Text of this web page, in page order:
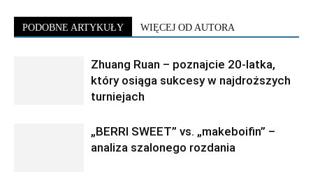
PODOBNE ARTYKUŁY WIĘCEJ OD AUTORA
Zhuang Ruan – poznajcie 20-latka,
który osiąga sukcesy w najdroższych
turniejach
„BERRI SWEET” vs. „makeboifin” –
analiza szalonego rozdania